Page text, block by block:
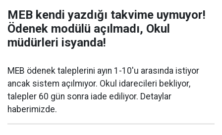
MEB kendi yazdığı takvime uymuyor!
Ödenek modülü açılmadı, Okul
müdürleri isyanda!
MEB ödenek taleplerini ayın 1-10'u arasında istiyor
ancak sistem açılmıyor. Okul idarecileri bekliyor,
talepler 60 gün sonra iade ediliyor. Detaylar
haberimizde.